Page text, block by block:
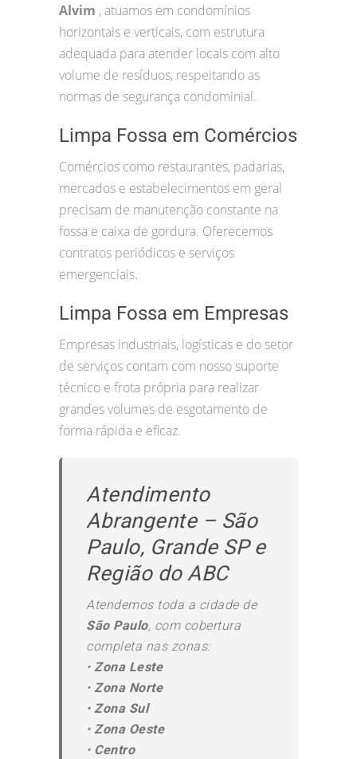
Alvim , atuamos em condomínios
horizontais e verticais, com estrutura
adequada para atender locais com alto
volume de resíduos, respeitando as
normas de segurança condominial.
Limpa Fossa em Comércios
Comércios como restaurantes, padarias,
mercados e estabelecimentos em geral
precisam de manutenção constante na
fossa e caixa de gordura. Oferecemos
contratos periódicos e serviços
emergenciais.
Limpa Fossa em Empresas
Empresas industriais, logísticas e do setor
de serviços contam com nosso suporte
técnico e frota própria para realizar
grandes volumes de esgotamento de
forma rápida e eficaz.
Atendimento
Abrangente – São
Paulo, Grande SP e
Região do ABC
Atendemos toda a cidade de
São Paulo, com cobertura
completa nas zonas:
• Zona Leste
• Zona Norte
• Zona Sul
• Zona Oeste
• Centro